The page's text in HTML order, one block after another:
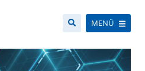
MENÜ